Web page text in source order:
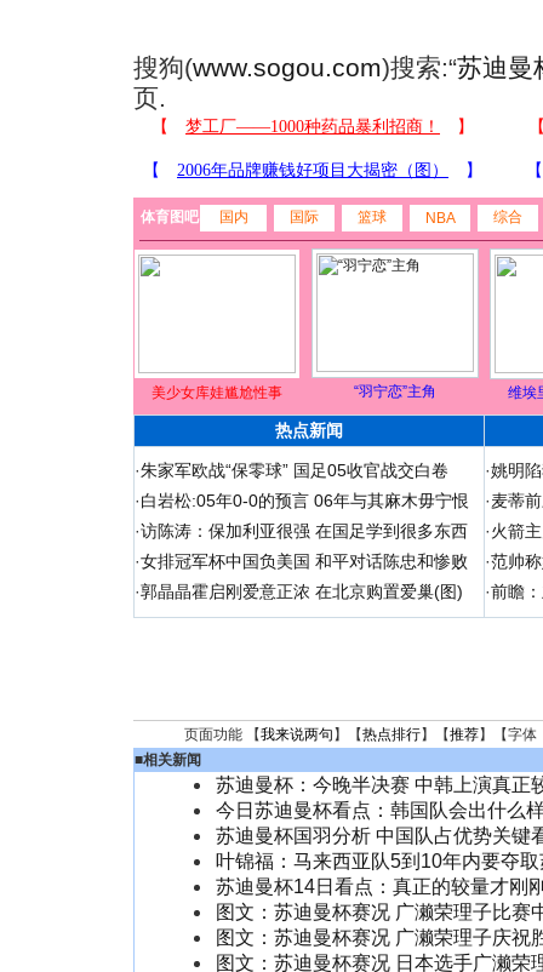
搜狗(www.sogou.com)搜索:“苏迪曼
页.
体育图吧 国内 国际 篮球 NBA 综合
美少女库娃尴尬性事 “羽宁恋”主角 维埃
热点新闻
·朱家军欧战“保零球” 国足05收官战交白卷
·白岩松:05年0-0的预言 06年与其麻木毋宁恨
·访陈涛：保加利亚很强 在国足学到很多东西
·女排冠军杯中国负美国 和平对话陈忠和惨败
·郭晶晶霍启刚爱意正浓 在北京购置爱巢(图)
·姚明
·麦蒂
·火箭
·范帅
·前瞻
页面功能 【我来说两句 】【热点排行】【推荐】【字体
■相关新闻
苏迪曼杯：今晚半决赛 中韩上演真正
今日苏迪曼杯看点：韩国队会出什么
苏迪曼杯国羽分析 中国队占优势关键
叶锦福：马来西亚队5到10年内要夺
苏迪曼杯14日看点：真正的较量才刚
图文：苏迪曼杯赛况 广濑荣理子比赛
图文：苏迪曼杯赛况 广濑荣理子庆祝
图文：苏迪曼杯赛况 日本选手广濑荣